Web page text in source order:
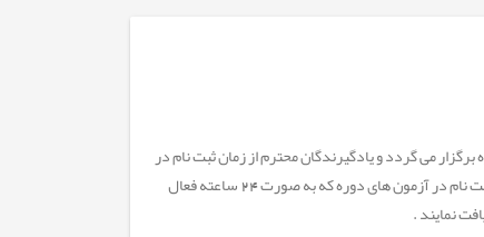
یادگیرندگان محترم دوره های آفلاین (محتوا محور) دریک بازه زمانی چهل (40) روزه برگزار می گردد و یادگیرندگان محترم از زمان ثبت نام در
دوره به مدت 40 روز مهلت دارند محتوای دوره ها را مشاهده و پس از گذشت 72 ساعت از زمان ثبت نام در آزمون های دوره که به صورت 24 ساعته فعال
نمایند.